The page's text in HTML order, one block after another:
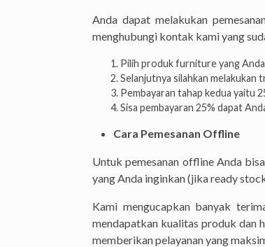
Anda dapat melakukan
menghubungi kontak kami yang
Pilih produk furniture yang Anda
Selanjutnya silahkan
Pembayaran tahap kedua yaitu
Sisa pembayaran 25% dapat
Cara Pemesanan Offline
Untuk pemesanan offline Anda
yang Anda inginkan (jika ready
Kami mengucapkan banyak
mendapatkan kualitas produk dan
memberikan pelayanan yang